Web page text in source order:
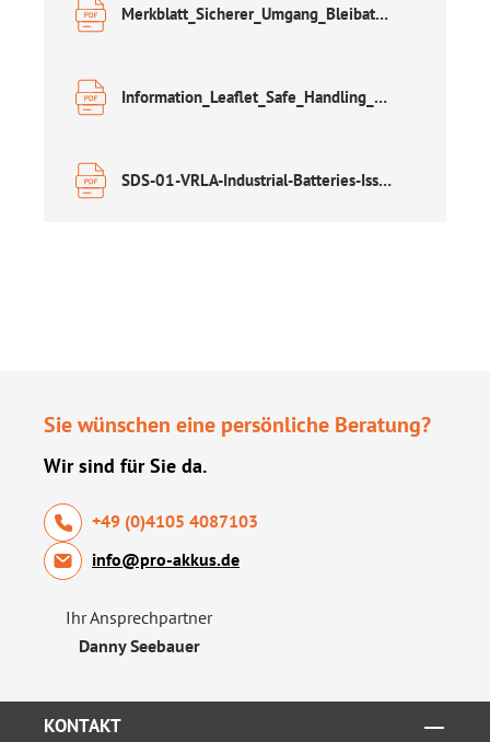
Merkblatt_Sicherer_Umgang_Bleibatterien.pdf
Information_Leaflet_Safe_Handling_of_Lead_Acid_Accumulators.pdf
SDS-01-VRLA-Industrial-Batteries-Issue-20.pdf
Sie wünschen eine persönliche Beratung?
Wir sind für Sie da.
+49 (0)4105 4087103
info@pro-akkus.de
Ihr Ansprechpartner
Danny Seebauer
KONTAKT